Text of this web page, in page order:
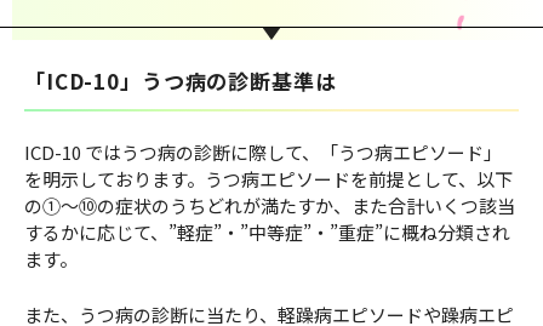
「ICD-10」うつ病の診断基準は
ICD-10 ではうつ病の診断に際して、「うつ病エピソード」
を明示しております。うつ病エピソードを前提として、以下
の①～⑩の症状のうちどれが満たすか、また合計いくつ該当
するかに応じて、”軽症”・”中等症”・”重症”に概ね分類され
ます。
また、うつ病の診断に当たり、軽躁病エピソードや躁病エピ